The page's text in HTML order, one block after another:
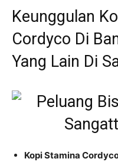
Keunggulan
Cordyco Di
Yang Lain Di
Kopi Stamina